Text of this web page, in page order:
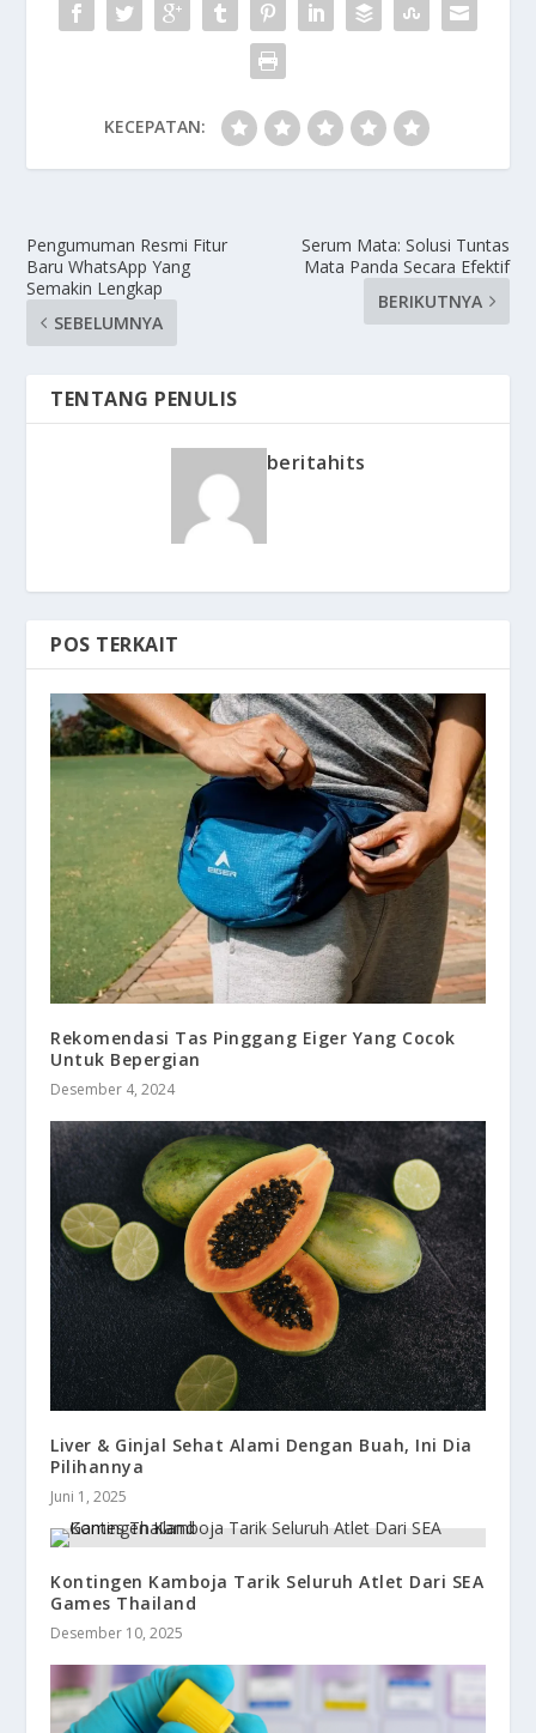
KECEPATAN:
Pengumuman Resmi Fitur
Baru WhatsApp Yang
Semakin Lengkap
SEBELUMNYA
Serum Mata: Solusi Tuntas
Mata Panda Secara Efektif
BERIKUTNYA
TENTANG PENULIS
beritahits
POS TERKAIT
Rekomendasi Tas Pinggang Eiger Yang Cocok
Untuk Bepergian
Desember 4, 2024
Liver & Ginjal Sehat Alami Dengan Buah, Ini Dia
Pilihannya
Juni 1, 2025
Kontingen Kamboja Tarik Seluruh Atlet Dari SEA
Games Thailand
Desember 10, 2025